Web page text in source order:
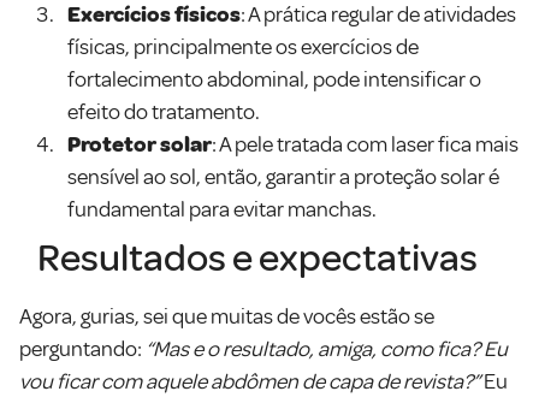
Exercícios físicos: A prática regular de atividades
físicas, principalmente os exercícios de
fortalecimento abdominal, pode intensificar o
efeito do tratamento.
Protetor solar: A pele tratada com laser fica mais
sensível ao sol, então, garantir a proteção solar é
fundamental para evitar manchas.
Resultados e expectativas
Agora, gurias, sei que muitas de vocês estão se
perguntando: “Mas e o resultado, amiga, como fica? Eu
vou ficar com aquele abdômen de capa de revista?”Eu